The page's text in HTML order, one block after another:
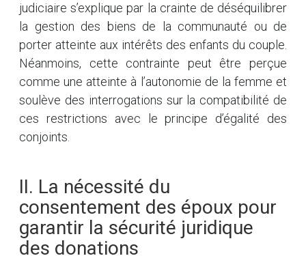
judiciaire s’explique par la crainte de déséquilibrer
la gestion des biens de la communauté ou de
porter atteinte aux intérêts des enfants du couple.
Néanmoins, cette contrainte peut être perçue
comme une atteinte à l’autonomie de la femme et
soulève des interrogations sur la compatibilité de
ces restrictions avec le principe d’égalité des
conjoints.
II. La nécessité du
consentement des époux pour
garantir la sécurité juridique
des donations